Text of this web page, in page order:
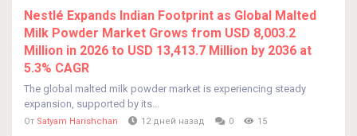
Nestlé Expands Indian Footprint as Global Malted
Milk Powder Market Grows from USD 8,003.2
Million in 2026 to USD 13,413.7 Million by 2036 at
5.3% CAGR
The global malted milk powder market is experiencing steady
expansion, supported by its...
От Satyam Harishchan 12 дней назад 0 15